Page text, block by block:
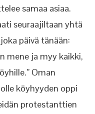
samaa asiaa.
seuraajiltaan yhtä
päivä tänään:
mene ja myy kaikki,
Oman
köyhyyden oppi
protestanttien